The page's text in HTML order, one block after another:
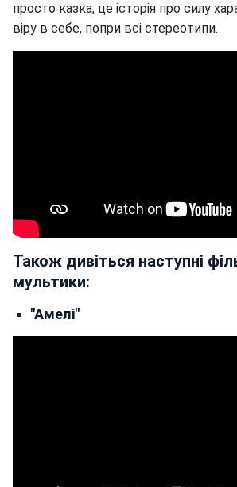
просто казка, це історія про силу
віру в себе, попри всі стереотипи.
Також дивіться наступні
мультики:
"Амелі"